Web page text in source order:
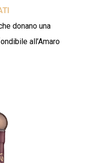
donano una
all’Amaro